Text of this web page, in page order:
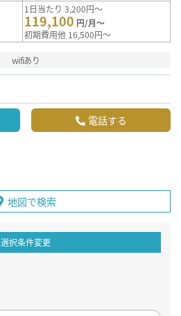
1日当たり 3,200円～
119,100 円/月～
初期費用他 16,500円～
wifiあり
電話する
地図で検索
選択条件変更